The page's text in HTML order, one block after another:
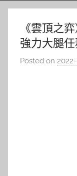
《雲頂之
強力大腿
Posted on